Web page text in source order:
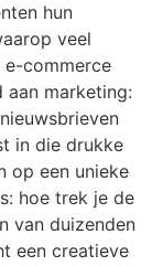
hun
veel
e-commerce
marketing:
in die drukke
op een unieke
hoe trek je de
van duizenden
een creatieve